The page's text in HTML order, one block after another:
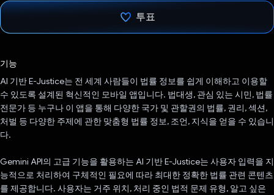
투표
기능
AI 기반 E-Justice는 전 세계 사람들이 법률 정보를 쉽게 이해하고 이용할
수 있도록 설계된 혁신적인 모바일 앱입니다. 법대생, 관심 있는 시민, 법률
전문가 등 누구나 이 앱을 통해 다양한 국가 및 관할권의 법률, 권리, 섹션,
처벌 등 다양한 주제에 관한 맞춤형 법률 정보, 조언, 지식을 얻을 수 있습니
다.
Gemini API의 고급 기능을 활용하는 AI 기반 E-Justice는 사용자 입력을 지
능적으로 처리하여 구체적인 필요에 따라 최대한 정확한 법률 관련 콘텐츠
를 제공합니다. 사용자는 거주 위치, 처리 중인 법적 문제 유형, 알고 싶은